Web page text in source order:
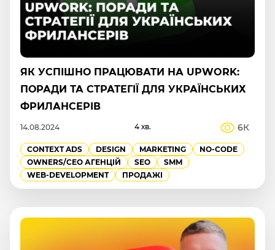
ЯК УСПІШНО ПРАЦЮВАТИ НА UPWORK:
ПОРАДИ ТА СТРАТЕГІЇ ДЛЯ УКРАЇНСЬКИХ
ФРИЛАНСЕРІВ
14.08.2024 4 хв. 6К
CONTEXT ADS DESIGN MARKETING
NO-CODE
OWNERS/СEO АГЕНЦІЙ
SEO
SMM
WEB-DEVELOPMENT
ПРОДАЖІ